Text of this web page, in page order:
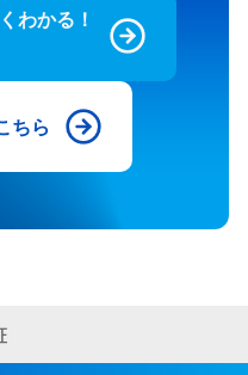
わかる！
ちら